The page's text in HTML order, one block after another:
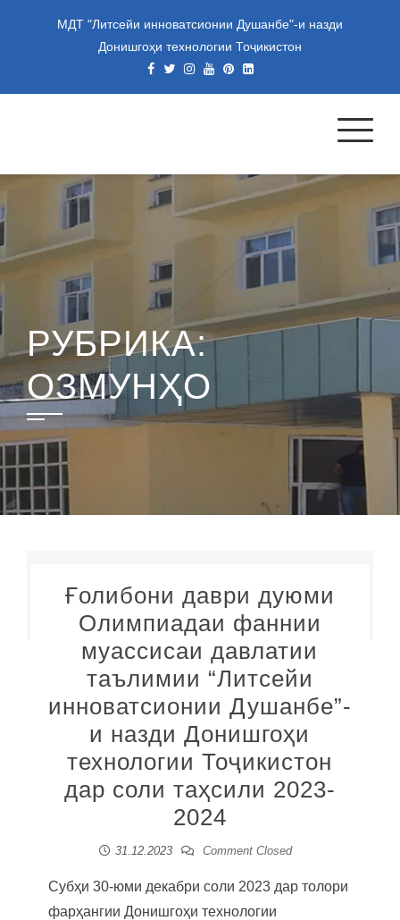
МДТ "Литсейи инноватсионии Душанбе"-и назди
Донишгоҳи технологии Тоҷикистон
ТАЪЛИМИИ "ЛИТСЕЙИ
ИННОВАТСИОНИИ
ДУШАНБЕ"-И НАЗДИ
ДОНИШГОҲИ ТЕХНОЛОГИИ
ТОҶИКИСТОН
РУБРИКА:
ОЗМУНҲО
Ғолибони даври дуюми
Олимпиадаи фаннии
муассисаи давлатии
таълимии “Литсейи
инноватсионии Душанбе”-
и назди Донишгоҳи
технологии Тоҷикистон
дар соли таҳсили 2023-
2024
31.12.2023 Comment Closed
Субҳи 30-юми декабри соли 2023 дар толори
фарҳангии Донишгоҳи технологии